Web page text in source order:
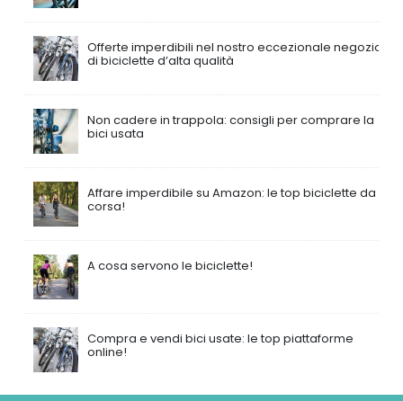
Offerte imperdibili nel nostro eccezionale negozio
di biciclette d’alta qualità
Non cadere in trappola: consigli per comprare la
bici usata
Affare imperdibile su Amazon: le top biciclette da
corsa!
A cosa servono le biciclette!
Compra e vendi bici usate: le top piattaforme
online!